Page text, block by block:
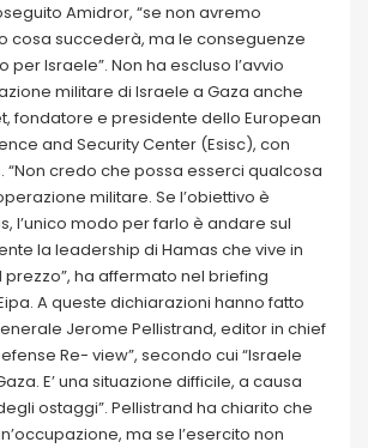
Amidror, “se non avremo
cosa succederà, ma le conseguenze
per Israele”. Non ha escluso l’avvio
militare di Israele a Gaza anche
fondatore e presidente dello European
and Security Center (Esisc), con
“Non credo che possa esserci qualcosa
militare. Se l’obiettivo è
l’unico modo per farlo è andare sul
la leadership di Hamas che vive in
ha affermato nel briefing
A queste dichiarazioni hanno fatto
Jerome Pellistrand, editor in chief
Re- view”, secondo cui “Israele
E’ una situazione difficile, a causa
ostaggi”. Pellistrand ha chiarito che
ma se l’esercito non